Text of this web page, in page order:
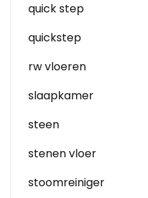
quick step
quickstep
rw vloeren
slaapkamer
steen
stenen vloer
stoomreiniger